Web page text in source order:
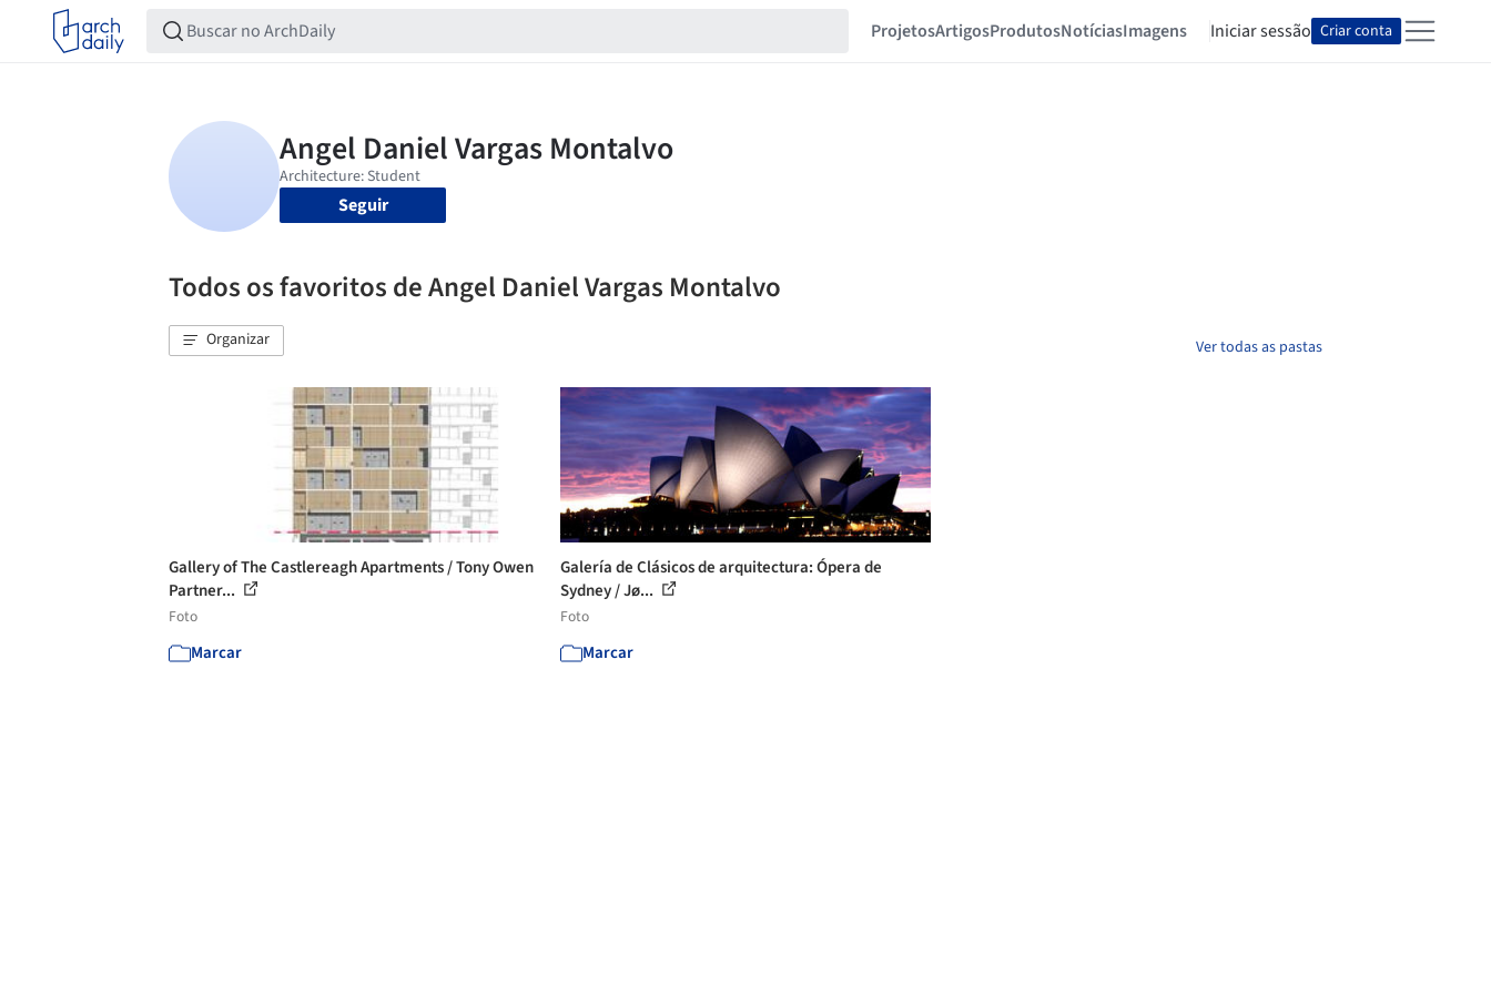
ProjetosArtigosProdutosNotíciasImagens Iniciar sessão Criar conta
Seguir
Todos os favoritos de Angel Daniel Vargas Montalvo
Organizar Ver todas as pastas
Gallery of The Castlereagh Apartments / Tony Owen
Partner...
Foto
Marcar
Galería de Clásicos de arquitectura: Ópera de
Sydney / Jø...
Foto
Marcar